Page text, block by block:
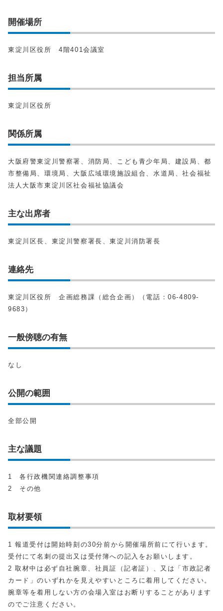
開催場所
東淀川区役所 4階401会議室
担当所属
東淀川区役所
関係所属
大阪府警東淀川警察署、消防局、こども青少年局、建設局、都
市整備局、環境局、大阪広域環境施設組合、水道局、社会福祉
法人大阪市東淀川区社会福祉協議会
主な出席者
東淀川区長、東淀川警察署長、東淀川消防署長
連絡先
東淀川区役所 企画総務課（総合企画）（電話：06-4809-
9683）
一般傍聴の有無
なし
公開の範囲
全部公開
主な議題
1 各行政機関連絡調整事項
2 その他
取材要領
1 報道受付は開始時刻の30分前から開催場所前にて行います。
受付にて名刺の提出又は受付簿への記入をお願いします。
2 取材中は必ず自社腕章、社員証（記者証）、又は「市政記者
カード」のいずれかを見えやすいところに着用してください。
腕章等を着用しない方の会場入室はお断りすることがあります
のでご注意ください。